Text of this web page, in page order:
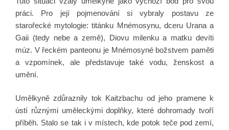
práci. Pro její pojmenování si vybraly postavu ze
starořecké mytologie: titánku Mnémosynu, dceru Urana a
Gaii (tedy nebe a země), Diovu milenku a matku devíti
múz. V řeckém panteonu je Mnémosyné božstvem paměti
a vzpomínek, ale představuje také vodu, ženskost a
umění.
Umělkyně zdůraznily tok Kaitzbachu od jeho pramene k
ústí různými uměleckými doplňky, které dohromady tvoří
příběh. Stalo se tak i v místech, kde potok teče pod zemí,